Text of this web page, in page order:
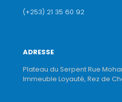
(+253) 21 35 60 92
ADRESSE
Plateau du Serpent Rue
Immeuble Loyauté, Rez de